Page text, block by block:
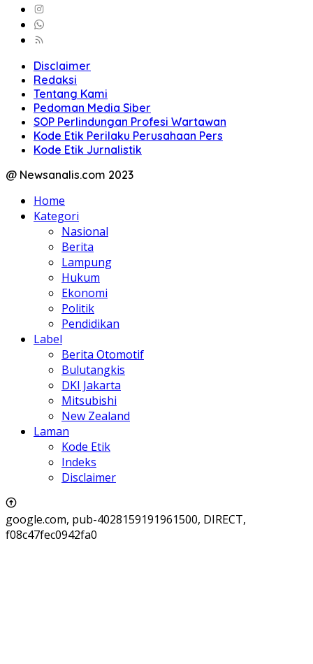
Disclaimer
Redaksi
Tentang Kami
Pedoman Media Siber
SOP Perlindungan Profesi Wartawan
Kode Etik Perilaku Perusahaan Pers
Kode Etik Jurnalistik
@ Newsanalis.com 2023
Home
Kategori
Nasional
Berita
Lampung
Hukum
Ekonomi
Politik
Pendidikan
Label
Berita Otomotif
Bulutangkis
DKI Jakarta
Mitsubishi
New Zealand
Laman
Kode Etik
Indeks
Disclaimer
google.com, pub-4028159191961500, DIRECT,
f08c47fec0942fa0